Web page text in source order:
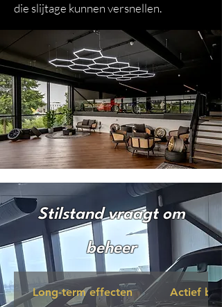
die slijtage kunnen versnellen.
Stilstand vraagt om
beheer
Long-term effecten Actief